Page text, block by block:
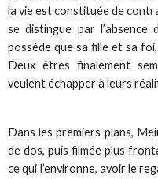
la vie est constituée de
se distingue par l’absence
possède que sa fille et sa
Deux êtres finalement
veulent échapper à leurs
Dans les premiers plans,
de dos, puis filmée plus
ce qui l’environne, avoir le